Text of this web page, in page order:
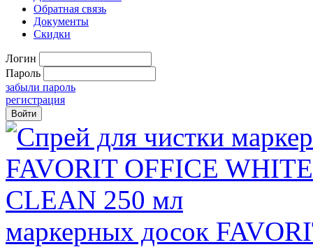
Обратная связь
Документы
Скидки
Логин
Пароль
забыли пароль
регистрация
маркерных досок